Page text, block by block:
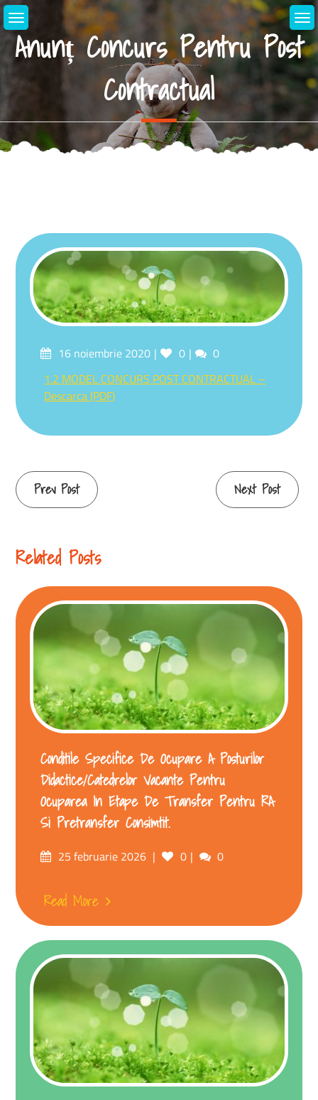
Anunț Concurs Pentru Post
Contractual
16 noiembrie 2020 0
0
1.2 MODEL CONCURS POST CONTRACTUAL –
Descarca (PDF)
Prev Post Next Post
Related Posts
Conditile Specifice De Ocupare A Posturilor
Didactice/catedrelor Vacante Pentru
Ocuparea In Etape De Transfer Pentru RA
Si Pretransfer Consimtit.
25 februarie 2026 0 0
Read More